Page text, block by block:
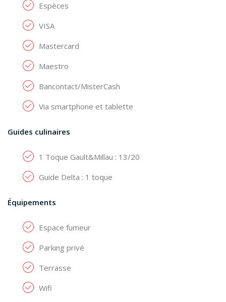
Espèces
VISA
Mastercard
Maestro
Bancontact/MisterCash
Via smartphone et tablette
Guides culinaires
1 Toque Gault&Millau : 13/20
Guide Delta : 1 toque
Équipements
Espace fumeur
Parking privé
Terrasse
Wifi